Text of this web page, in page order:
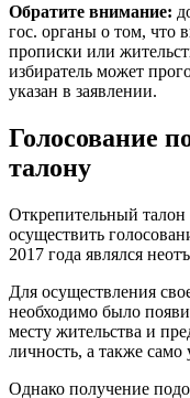
Обратите внимание:
гос. органы о том, что
прописки или
избиратель может
указан в заявлении.
Голосование
талону
Открепительный
осуществить
2017 года являлся
Для осуществления
необходимо было
месту жительства и
личность, а также само
Однако получение